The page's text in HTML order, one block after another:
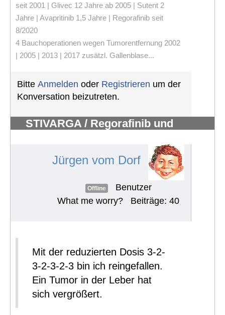
seit 2001 | Glivec 12 Jahre ab 2005 | Sutent 2
Jahre | Avapritinib 1,5 Jahre | Regorafinib seit
8/2020
4 Bauchoperationen wegen Tumorentfernung 2002
| 2005 | 2013 | 2017 zusätzl. Gallenblase...
Bitte Anmelden oder Registrieren um der
Konversation beizutreten.
STIVARGA / Regorafinib und
Jürgen vom Dorf
Offline
Benutzer
What me worry?
Beiträge: 40
Mit der reduzierten Dosis 3-2-
3-2-3-2-3 bin ich reingefallen.
Ein Tumor in der Leber hat
sich vergrößert.